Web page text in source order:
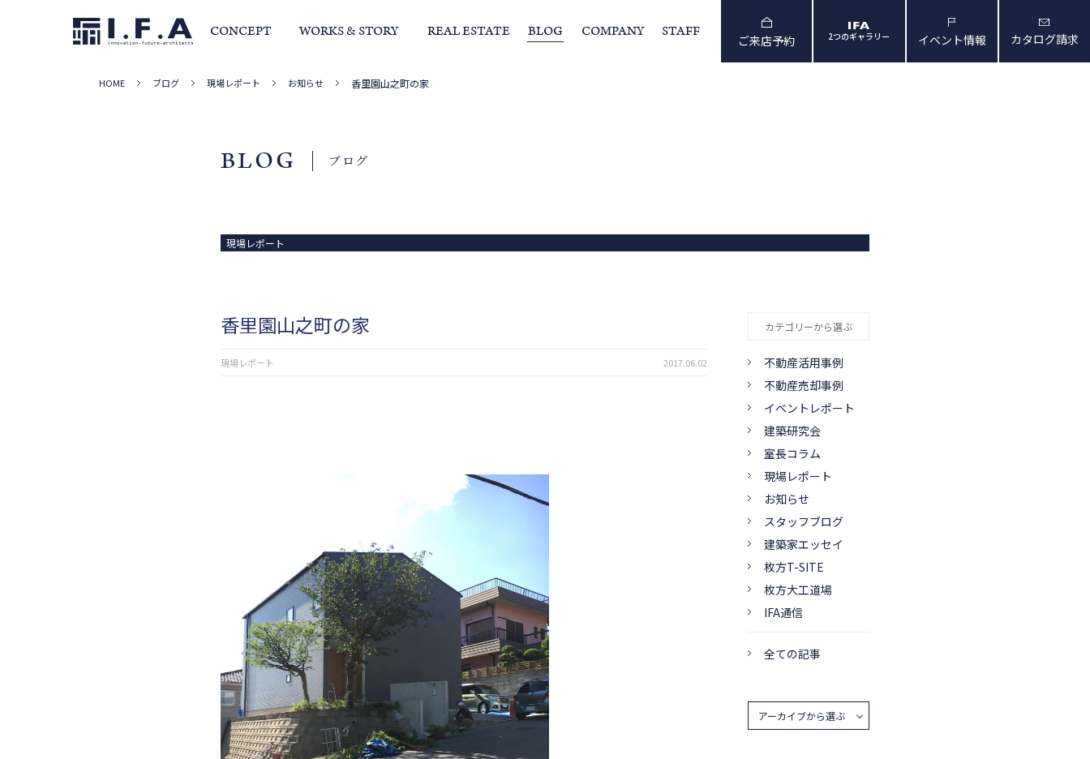
CONCEPT WORKS & STORY
事例集 家づくりストーリー
REAL ESTATE BLOG COMPANY
サービス・家づくりの流れ 室長からの挨拶
STAFF
ご来店予約 2つのギャラリー イベント情報 カタログ請求
HOME ブログ 現場レポート お知らせ 香里園山之町の家
BLOG ブログ
現場レポート
香里園山之町の家
現場レポート 2017.06.02
カテゴリーから選ぶ
不動産活用事例
不動産売却事例
イベントレポート
建築研究会
室長コラム
現場レポート
お知らせ
スタッフブログ
建築家エッセイ
枚方T-SITE
枚方大工道場
IFA通信
全ての記事
アーカイブから選ぶ